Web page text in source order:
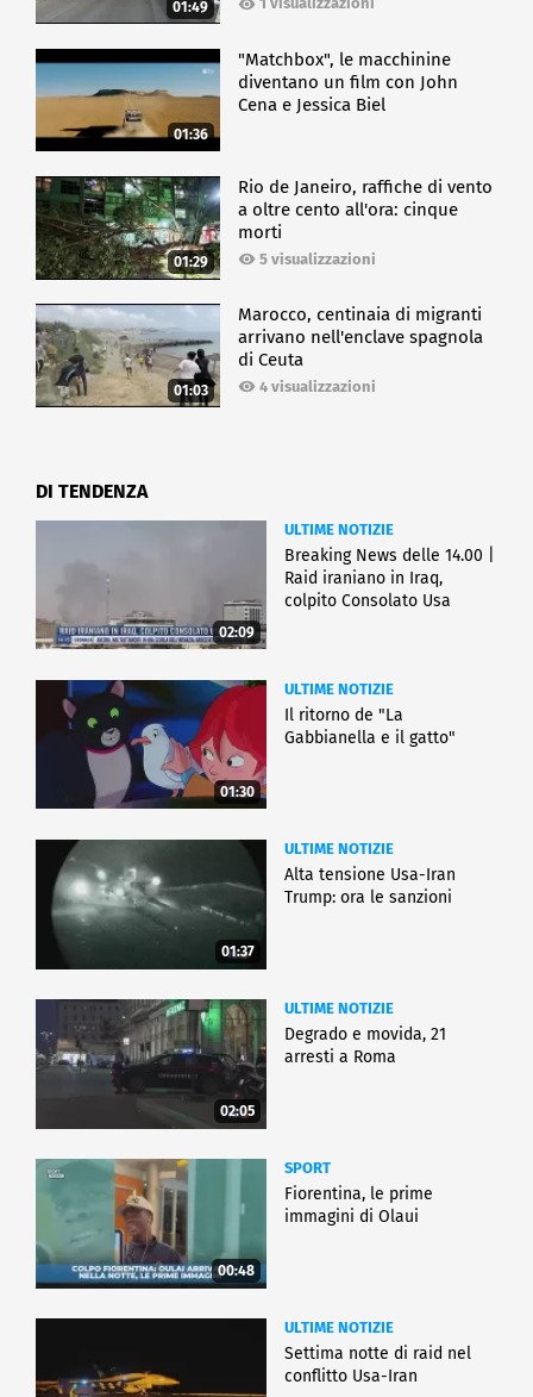
01:49
01:36
"Matchbox", le macchinine
diventano un film con John
Cena e Jessica Biel
01:29
Rio de Janeiro, raffiche di vento
a oltre cento all'ora: cinque
morti
5 visualizzazioni
01:03
Marocco, centinaia di migranti
arrivano nell'enclave spagnola
di Ceuta
4 visualizzazioni
DI TENDENZA
02:09
ULTIME NOTIZIE
Breaking News delle 14.00 |
Raid iraniano in Iraq,
colpito Consolato Usa
01:30
ULTIME NOTIZIE
Il ritorno de "La
Gabbianella e il gatto"
01:37
ULTIME NOTIZIE
Alta tensione Usa-Iran
Trump: ora le sanzioni
02:05
ULTIME NOTIZIE
Degrado e movida, 21
arresti a Roma
00:48
SPORT
Fiorentina, le prime
immagini di Olaui
ULTIME NOTIZIE
Settima notte di raid nel
conflitto Usa-Iran